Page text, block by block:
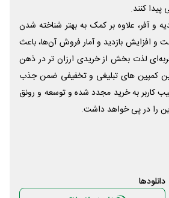
کنند.
و آفر، علاوه بر کمک به بهتر شناخته شدن
و افزایش بازدید و آمار فروش آن‌ها، باعث
لذت بخش از خریدی ارزان تر در ذهن
کمپین های تبلیغی و تخفیفی ضمن جذب
کاربر به خرید مجدد شده و توسعه و رونق
را در پی خواهد داشت.
دانلود‌ها